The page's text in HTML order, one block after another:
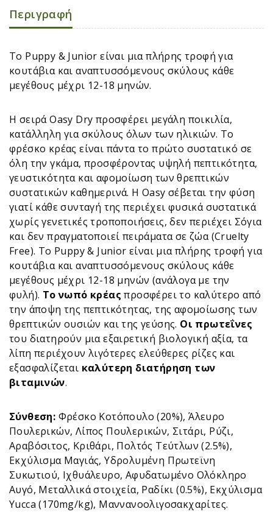
Περιγραφή
Το Puppy & Junior είναι μια πλήρης τροφή για
κουτάβια και αναπτυσσόμενους σκύλους κάθε
μεγέθους μέχρι 12-18 μηνών.
Η σειρά Oasy Dry προσφέρει μεγάλη ποικιλία,
κατάλληλη για σκύλους όλων των ηλικιών. Το
φρέσκο κρέας είναι πάντα το πρώτο συστατικό σε
όλη την γκάμα, προσφέροντας υψηλή πεπτικότητα,
γευστικότητα και αφομοίωση των θρεπτικών
συστατικών καθημερινά. Η Oasy σέβεται την φύση
γιατί κάθε συνταγή της περιέχει φυσικά συστατικά
χωρίς γενετικές τροποποιήσεις, δεν περιέχει Σόγια
και δεν πραγματοποιεί πειράματα σε ζώα (Cruelty
Free). Το Puppy & Junior είναι μια πλήρης τροφή για
κουτάβια και αναπτυσσόμενους σκύλους κάθε
μεγέθους μέχρι 12-18 μηνών (ανάλογα με την
φυλή). Το νωπό κρέας προσφέρει το καλύτερο από
την άποψη της πεπτικότητας, της αφομοίωσης των
θρεπτικών ουσιών και της γεύσης. Οι πρωτεΐνες
του διατηρούν μια εξαιρετική βιολογική αξία, τα
λίπη περιέχουν λιγότερες ελεύθερες ρίζες και
εξασφαλίζεται καλύτερη διατήρηση των
βιταμινών.
Σύνθεση: Φρέσκο Κοτόπουλο (20%), Άλευρο
Πουλερικών, Λίπος Πουλερικών, Σιτάρι, Ρύζι,
Αραβόσιτος, Κριθάρι, Πολτός Τεύτλων (2.5%),
Εκχύλισμα Μαγιάς, Υδρολυμένη Πρωτεϊνη
Συκωτιού, Ιχθυάλευρο, Αφυδατωμένο Ολόκληρο
Αυγό, Μεταλλικά στοιχεία, Ραδίκι (0.5%), Εκχύλισμα
Yucca (170mg/kg), Μαννανοολιγοσακχαρίτες.